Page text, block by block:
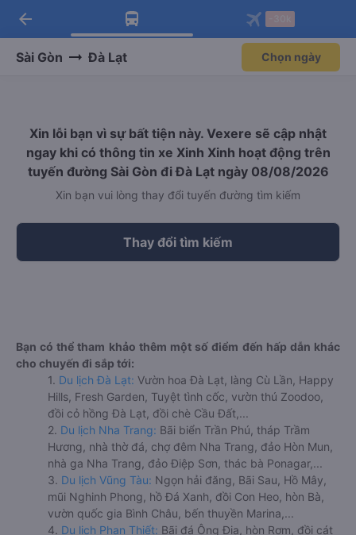
Tải app Vexere ngay!
Nhận ưu đãi thành viên độc
Mở app
Tải app Vexere
-30k/ghế khi đặt vé máy bay qua
Mở app
arrow_back
Sài Gòn Đà Lạt Chọn ngày
Xin lỗi bạn vì sự bất tiện này. Vexere sẽ cập nhật
ngay khi có thông tin xe Xinh Xinh hoạt động trên
tuyến đường Sài Gòn đi Đà Lạt ngày 08/08/2026
Xin bạn vui lòng thay đổi tuyến đường tìm kiếm
Thay đổi tìm kiếm
Bạn có thể tham khảo thêm một số điểm đến hấp dẫn khác
cho chuyến đi sắp tới:
1. Du lịch Đà Lạt: Vườn hoa Đà Lạt, làng Cù Lần, Happy
Hills, Fresh Garden, Tuyệt tình cốc, vườn thú Zoodoo,
đồi cỏ hồng Đà Lạt, đồi chè Cầu Đất,...
2. Du lịch Nha Trang: Bãi biển Trần Phú, tháp Trầm
Hương, nhà thờ đá, chợ đêm Nha Trang, đảo Hòn Mun,
nhà ga Nha Trang, đảo Điệp Sơn, thác bà Ponagar,...
3. Du lịch Vũng Tàu: Ngọn hải đăng, Bãi Sau, Hồ Mây,
mũi Nghinh Phong, hồ Đá Xanh, đồi Con Heo, hòn Bà,
vườn quốc gia Bình Châu, bến thuyền Marina,...
4. Du lịch Phan Thiết: Bãi đá Ông Địa, hòn Rơm, đồi cát